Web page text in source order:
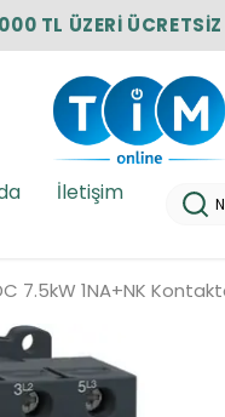
TL ÜZERİ
İletişim
7.5kW 1NA+NK